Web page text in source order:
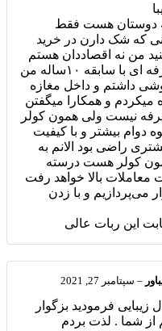
دوستان هست فقط
که شک دارن در خرید
من نه اقصاددان هستم
نه و نه معامله گر حرفه ای با سابقه ۱۰ساله من
داشتم و داخل مغازه
میکردم و همکارا میگفتن
نیست ولی همون کولر
دوام بیشتر و با کیفیت
راضی بود الانم به
کولر هست درسته
معاملات بالا خواهد رفت
می‌پردازیم و با زدن
این ربات عالی
– سپتامبر 27, 2021
زیبایی فرمودید بزگوار
از شما . لذت بردم